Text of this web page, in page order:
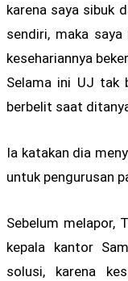
karena saya sibuk
sendiri, maka
kesehariannya
Selama ini UJ tak
berbelit saat
Ia katakan dia
untuk pengurusan
Sebelum melapor,
kepala kantor
solusi, karena